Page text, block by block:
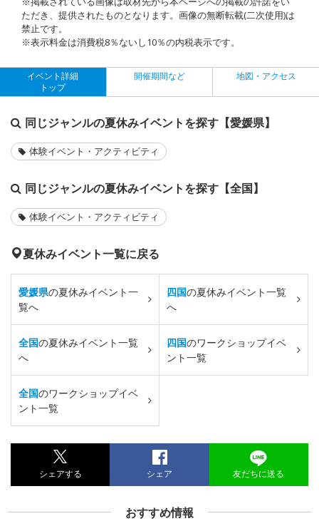
ただき、提供されたものとなります。画像の無断転載(二次使用)は
禁止です。
※表示料金は消費税8％ないし10％の内税表示です。
イベント詳細
トップ
開催期間など 地図・アクセス
同じジャンルの夏休みイベントを探す【愛媛県】
体験イベント・アクティビティ
同じジャンルの夏休みイベントを探す【全国】
体験イベント・アクティビティ
夏休みイベント一覧に戻る
愛媛県の夏休みイベント一
覧へ
四国の夏休みイベント一覧
へ
全国の夏休みイベント一覧
へ
四国のワークショップイベ
ント一覧
全国のワークショップイベ
ント一覧
シェアする シェア 友だちに送る
おすすめ情報